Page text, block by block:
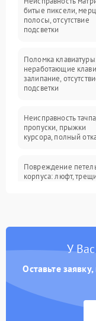
Программные
Электрические и
Интерфейсные
Батарея
Сеть и интернет
битые пиксели,
полосы, отсутствие
подсветки
Поломка
неработающие
залипание,
подсветки
Неисправность
пропуски, прыжки
курсора, полный
Повреждение
корпуса: люфт,
быстрая разрядка,
Неисправность
питания
У
Оставьте